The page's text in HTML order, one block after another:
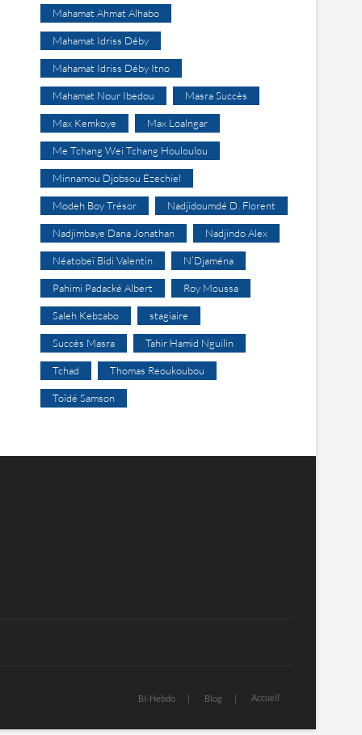
Mahamat Ahmat Alhabo
Mahamat Idriss Déby
Mahamat Idriss Déby Itno
Mahamat Nour Ibedou Masra Succès
Max Kemkoye Max Loalngar
Me Tchang Wei Tchang Houloulou
Minnamou Djobsou Ezechiel
Modeh Boy Trésor Nadjidoumdé D. Florent
Nadjimbaye Dana Jonathan Nadjindo Alex
Néatobeï Bidi Valentin N’Djaména
Pahimi Padacké Albert Roy Moussa
Saleh Kebzabo stagiaire
Succès Masra Tahir Hamid Nguilin
Tchad Thomas Reoukoubou
Toïdé Samson
BI-Hebdo Blog Accueil